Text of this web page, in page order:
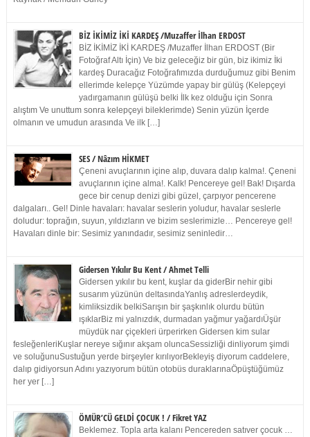
BİZ İKİMİZ İKİ KARDEŞ /Muzaffer İlhan ERDOST
BİZ İKİMİZ İKİ KARDEŞ /Muzaffer İlhan ERDOST (Bir
Fotoğraf Altı İçin) Ve biz geleceğiz bir gün, biz ikimiz İki
kardeş Duracağız Fotoğrafımızda durduğumuz gibi Benim
ellerimde kelepçe Yüzümde yapay bir gülüş (Kelepçeyi
yadırgamanın gülüşü belki İlk kez olduğu için Sonra
alıştım Ve unuttum sonra kelepçeyi bileklerimde) Senin yüzün İçerde
olmanın ve umudun arasında Ve ilk […]
SES / Nâzım HİKMET
Çeneni avuçlarının içine alıp, duvara dalıp kalma!. Çeneni
avuçlarının içine alma!. Kalk! Pencereye gel! Bak! Dışarda
gece bir cenup denizi gibi güzel, çarpıyor pencerene
dalgaları.. Gel! Dinle havaları: havalar seslerin yoludur, havalar seslerle
doludur: toprağın, suyun, yıldızların ve bizim seslerimizle… Pencereye gel!
Havaları dinle bir: Sesimiz yanındadır, sesimiz seninledir…
Gidersen Yıkılır Bu Kent / Ahmet Telli
Gidersen yıkılır bu kent, kuşlar da giderBir nehir gibi
susarım yüzünün deltasındaYanlış adreslerdeydik,
kimliksizdik belkiSarışın bir şaşkınlık olurdu bütün
ışıklarBiz mi yalnızdık, durmadan yağmur yağardıÜşür
müydük nar çiçekleri ürperirken Gidersen kim sular
fesleğenleriKuşlar nereye sığınır akşam oluncaSessizliği dinliyorum şimdi
ve soluğunuSustuğun yerde birşeyler kırılıyorBekleyiş diyorum caddelere,
dalıp gidiyorsun Adını yazıyorum bütün otobüs duraklarınaÖpüştüğümüz
her yer […]
ÖMÜR’CÜ GELDİ ÇOCUK ! / Fikret YAZ
Beklemez. Topla arta kalanı Pencereden satıver çocuk …